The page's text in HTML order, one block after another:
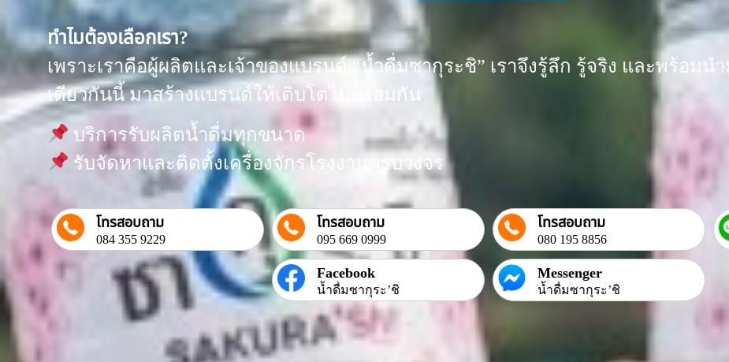
ทำไมต้องเลือกเรา?
เพราะเราคือผู้ผลิตและเจ้าของแบรนด์ “น้ำดื่มซากุระชิ” เราจึงรู้ลึก รู้จริง และพร้อมน
เดียวกันนี้ มาสร้างแบรนด์ให้เติบโตไปพร้อมกัน
บริการรับผลิตน้ำดื่มทุกขนาด
รับจัดหาและติดตั้งเครื่องจักรโรงงานครบวงจร
โทรสอบถาม
084 355 9229
โทรสอบถาม
095 669 0999
โทรสอบถาม
080 195 8856
Facebook
น้ำดื่มซากุระ’ชิ
Messenger
น้ำดื่มซากุระ’ชิ